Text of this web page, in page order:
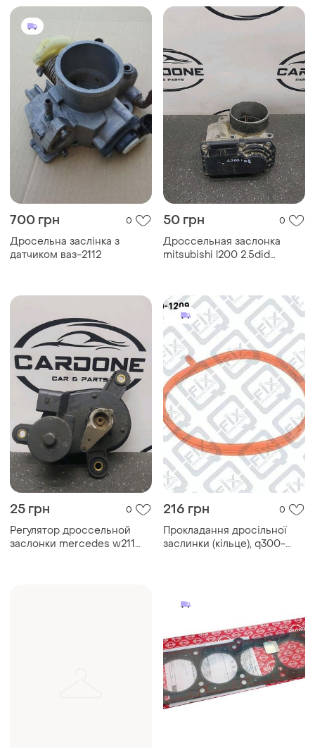
700 грн 0
Дросельна заслінка з
датчиком ваз-2112
50 грн 0
Дроссельная заслонка
mitsubishi l200 2.5did
25 грн 0
Регулятор дроссельной
заслонки mercedes w211
216 грн 0
Прокладання дросільної
заслинки (кільце), q300-